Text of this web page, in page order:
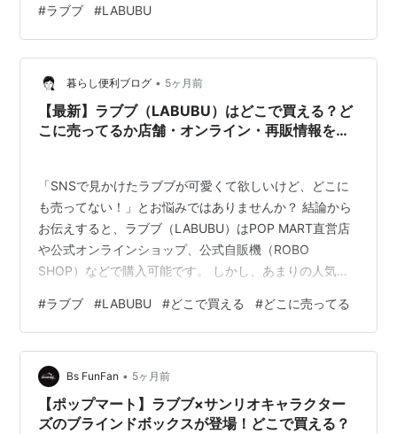
の1つです。BLACKPINKのLISA（リサ）さんが愛用した
ことをきっかけに人気が爆発し、新作が発売されるたび
に即完売するほどの社会現象になっています。 この記事
では、ラブブの歴代シリーズや人気の種類一覧、初めて
買う人におすすめのモデル、そして絶対に知っておきた
い「偽物の見分け方」ま…
#ラブブ #LABUBU
暮らし便利ブログ • 5ヶ月前
【最新】ラブブ（LABUBU）はどこで買える？ど
こに売ってるか店舗・オンライン・再販情報を徹
「SNSで見かけたラブブが可愛くて欲しいけど、どこに
も売ってない！」とお悩みではありませんか？ 結論から
お伝えすると、ラブブ（LABUBU）はPOP MART直営店
や公式オンラインショップ、公式自販機（ROBO
SHOP）などで購入可能です。 しかし、あまりの人気に
なケースも珍しくありません。 この記事では、ラブブが
どこで買えるのか、最新の取扱店舗や通販サイト、再販
で手に入れるコツまで詳しく解説します！ ラブブ
（LABUBU）はどこで買える？どこに売ってる？【結論
と一覧】 大人気のラブブを探して、色々なお店を回った
けれど見つからなかったという経…
#ラブブ #LABUBU #どこで買える #どこに売ってる
Bs FunFan • 5ヶ月前
【ポップマート】ラブブ×サンリオキャラクター
ズのブラインドボックスが登場！どこで買える？